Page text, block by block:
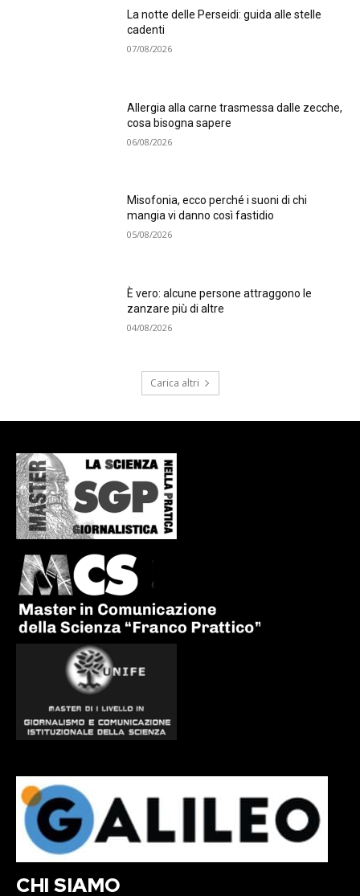
La notte delle Perseidi: guida alle stelle
cadenti
07/08/2026
Allergia alla carne trasmessa dalle zecche,
cosa bisogna sapere
06/08/2026
Misofonia, ecco perché i suoni di chi
mangia vi danno così fastidio
05/08/2026
È vero: alcune persone attraggono le
zanzare più di altre
04/08/2026
Carica altri
CHI SIAMO